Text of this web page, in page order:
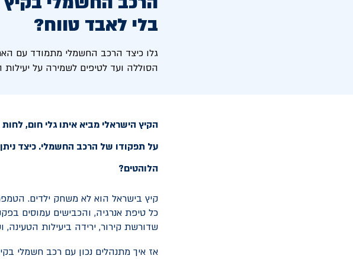
בלי לאבד טווח?
גלו כיצד הרכב החשמלי מתמודד עם
הסוללה ועד לטיפים לשמירה על יעילות
הקיץ הישראלי מביא איתו גלי חום,
על תפקודו של הרכב החשמלי. כיצד
הלוהטים?
כל טיפת אנרגיה, והכבישים עמוסים
שדורשת קירור, ירידה ביעילות הטעינה,
אז איך מתנהלים נכון עם רכב חשמלי